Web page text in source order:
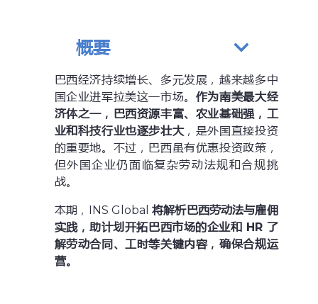
概要
巴西经济持续增长、多元发展，越来越多中
国企业进军拉美这一市场。 作为南美最大经
济体之一，巴西资源丰富、农业基础强，工
业和科技行业也逐步壮大，是外国直接投资
的重要地。不过，巴西虽有优惠投资政策，
但外国企业仍面临复杂劳动法规和合规挑
战。
本期，INS Global将解析巴西劳动法与雇佣
实践，助计划开拓巴西市场的企业和 HR 了
解劳动合同、工时等关键内容，确保合规运
营。